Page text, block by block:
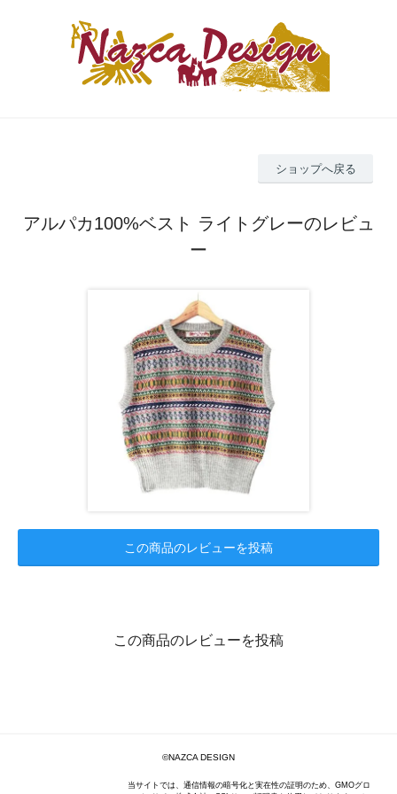
ショップへ戻る
アルパカ100%ベスト ライトグレーのレビュ
ー
この商品のレビューを投稿
この商品のレビューを投稿
©NAZCA DESIGN
当サイトでは、通信情報の暗号化と実在性の証明のため、GMOグロ